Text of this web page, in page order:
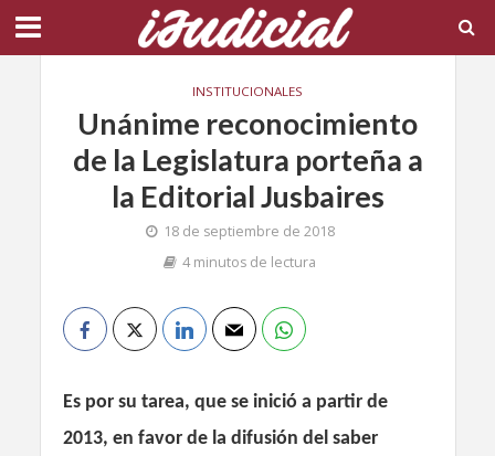
INSTITUCIONALES
Unánime reconocimiento
de la Legislatura porteña a
la Editorial Jusbaires
18 de septiembre de 2018
4 minutos de lectura
Es por su tarea, que se inició a partir de
2013, en favor de la difusión del saber